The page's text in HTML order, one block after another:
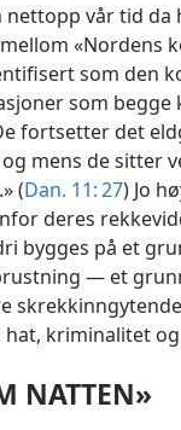
vår tid da
«Nordens
som den
som begge
fortsetter det
mens de sitter
(Dan. 11: 27) Jo
deres
bygges på et
— et
kriminalitet
NATTEN»